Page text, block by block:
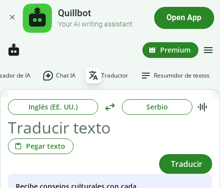
Quillbot
Your AI writing assistant
Open App
Premium
de IA Chat IA Traductor Resumidor de textos
Inglés (EE. UU.) Serbio
Pegar texto
Traducir